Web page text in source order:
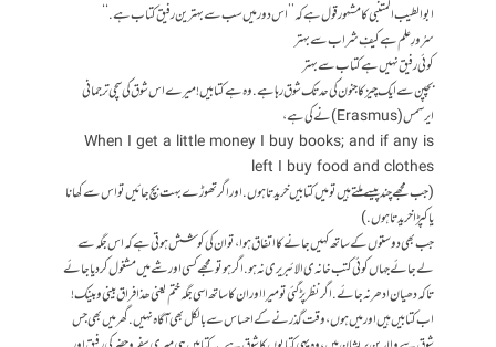
ابوالطیب المتنبی کا مشہور قول ہے کہ ’’اس دور میں سب سے بہترین رفیق کتاب ہے.‘‘
سرُورِ علم ہے کیفِ شراب سے بہتر
کوئی رفیق نہیں ہے کتاب سے بہتر
بچپن سے ایک چیز کا جنون کی حدتک شوق رہا ہے. وہ ہے کتابیں! میرے اس شوق کی سچی ترجمانی
ایرسمس (Erasmus) نے کی ہے،
When I get a little money I buy books; and if any is
left I buy food and clothes
(جب مجھے چند پیسے ملتے ہیں تو میں کتابیں خریدتا ہوں. اوراگر تھوڑے بہت بچ جائیں تواس سے کھانا
یا کپڑا خریدتا ہوں.)
جب بھی دوستوں کےساتھ کہیں جانے کااتفاق ہوا، توان کی کوشش ہوتی ہے کہ اس جگہ سے
لے جائے جہاں کوئی کتب خانہ ی الائبریری نہ ہو. اگر ہو تو مجھے کسی اور شے میں مشغول کر دیاجائے
تاکہ دھیان ادھرنہ جائے. اگر نظر پڑ گئی تومیرا اور ان کاساتھ اسی جگہ ختم یعنی ھذا فراق بینی و بینک!
اب کتابیں ہیں اور میں ہوں، وقت گذرنے کے احساس سے بالکل بھی آگاہ نہیں.گھر میں بھی جس